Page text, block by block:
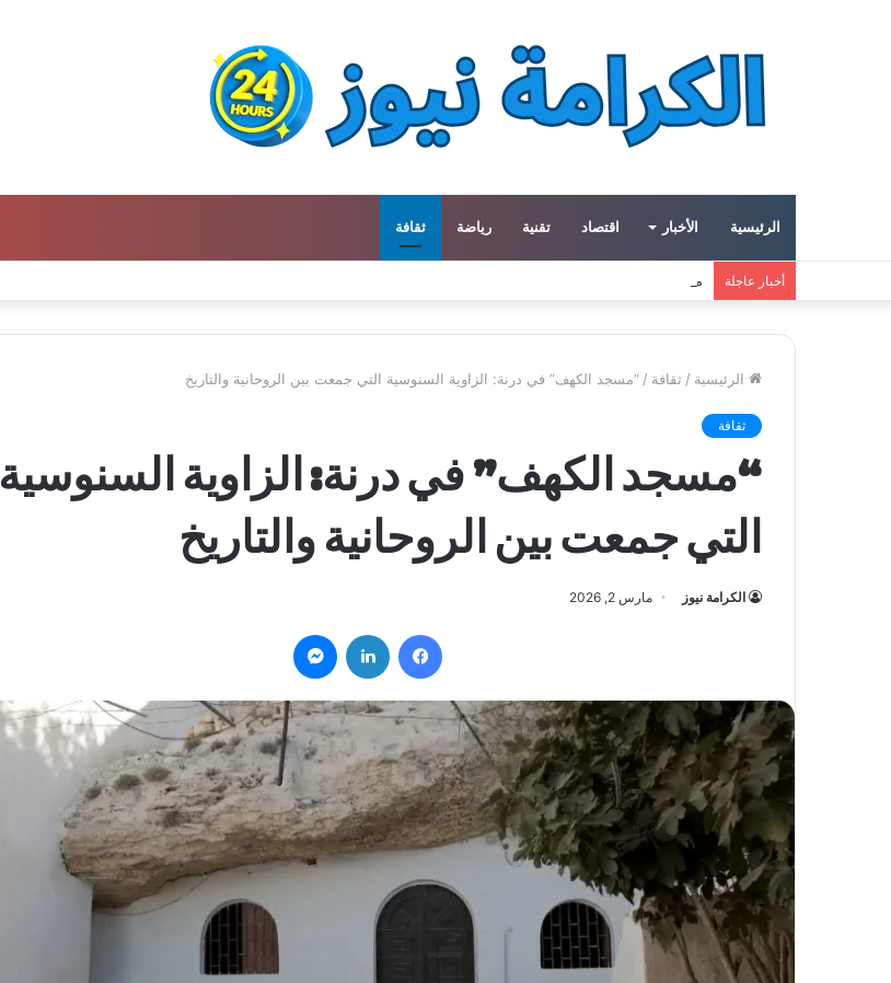
الرئيسية الأخبار اقتصاد تقنية رياضة ثقافة
أخبار عاجلة معهد العالم العربي في باريس يطلق المجلد الثاني من كتالوج لترجمة الفكر العربي إلى الفرنسية
الرئيسية / ثقافة / “مسجد الكهف” في درنة: الزاوية السنوسية التي جمعت بين الروحانية والتاريخ
ثقافة
“مسجد الكهف” في درنة: الزاوية السنوسية
التي جمعت بين الروحانية والتاريخ
الكرامة نيوز مارس 2, 2026
فيسبوك لينكدإن